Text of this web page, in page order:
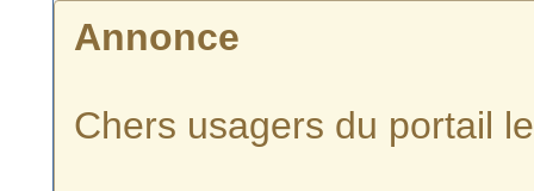
Annonce
Chers usagers du portail